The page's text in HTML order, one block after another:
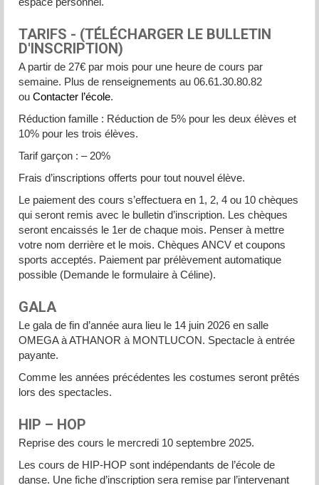
TARIFS - (TÉLÉCHARGER LE BULLETIN
D'INSCRIPTION)
A partir de 27€ par mois pour une heure de cours par
semaine. Plus de renseignements au 06.61.30.80.82
ou Contacter l’école.
Réduction famille : Réduction de 5% pour les deux élèves et
10% pour les trois élèves.
Tarif garçon : – 20%
Frais d’inscriptions offerts pour tout nouvel élève.
Le paiement des cours s’effectuera en 1, 2, 4 ou 10 chèques
qui seront remis avec le bulletin d’inscription. Les chèques
seront encaissés le 1er de chaque mois. Penser à mettre
votre nom derrière et le mois. Chèques ANCV et coupons
sports acceptés. Paiement par prélèvement automatique
possible (Demande le formulaire à Céline).
GALA
Le gala de fin d’année aura lieu le 14 juin 2026 en salle
OMEGA à ATHANOR à MONTLUCON. Spectacle à entrée
payante.
Comme les années précédentes les costumes seront prêtés
lors des spectacles.
HIP – HOP
Reprise des cours le mercredi 10 septembre 2025.
Les cours de HIP-HOP sont indépendants de l’école de
danse. Une fiche d’inscription sera remise par l’intervenant